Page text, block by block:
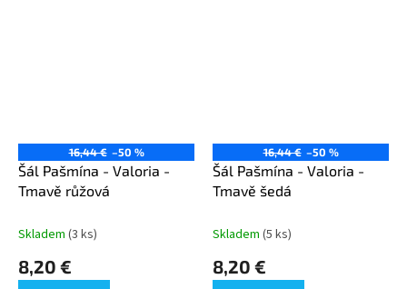
16,44 € –50 %
Šál Pašmína - Valoria -
Tmavě růžová
Skladem (3 ks)
8,20 €
16,44 € –50 %
Šál Pašmína - Valoria -
Tmavě šedá
Skladem (5 ks)
8,20 €